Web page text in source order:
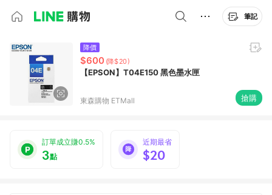
筆記
降價
$600 (降$20)
【EPSON】T04E150 黑色墨水匣
東森購物 ETMall 搶購
訂單成立賺0.5%
3點
近期最省
$20